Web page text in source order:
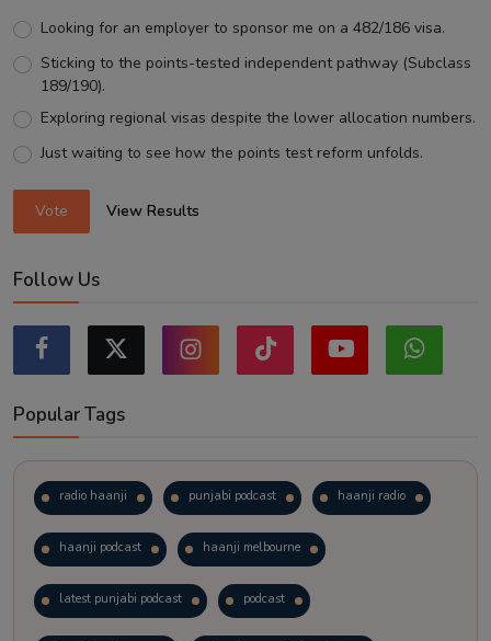
Looking for an employer to sponsor me on a 482/186 visa.
Sticking to the points-tested independent pathway (Subclass
189/190).
Exploring regional visas despite the lower allocation numbers.
Just waiting to see how the points test reform unfolds.
Vote View Results
Follow Us
Popular Tags
radio haanji punjabi podcast haanji radio
haanji podcast haanji melbourne
latest punjabi podcast podcast